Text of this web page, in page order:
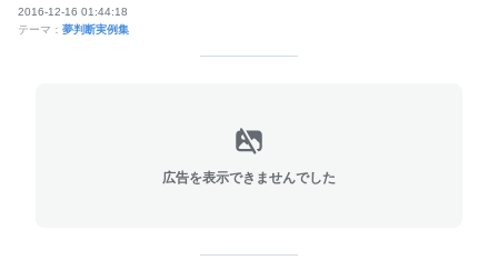
2016-12-16 01:44:18
テーマ： 夢判断実例集
広告を表示できませんでした